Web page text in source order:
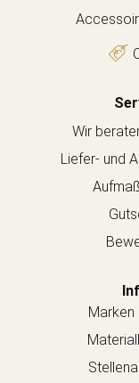
Wir
Liefer- und
Marken